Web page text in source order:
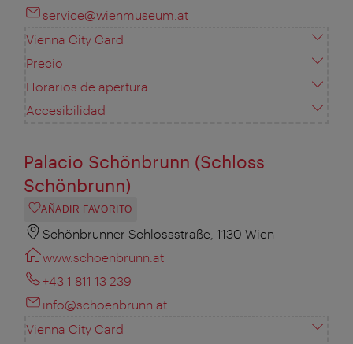
service@wienmuseum.at
Vienna City Card
Precio
Horarios de apertura
Accesibilidad
Palacio Schönbrunn (Schloss
Schönbrunn)
AÑADIR FAVORITO
Schönbrunner Schlossstraße, 1130 Wien
www.schoenbrunn.at
+43 1 811 13 239
info@schoenbrunn.at
Vienna City Card